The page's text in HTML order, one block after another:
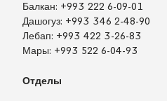
Балкан: +993 222 6-09-01
Дашогуз: +993 346 2-48-90
Лебап: +993 422 3-26-83
Мары: +993 522 6-04-93
Отделы